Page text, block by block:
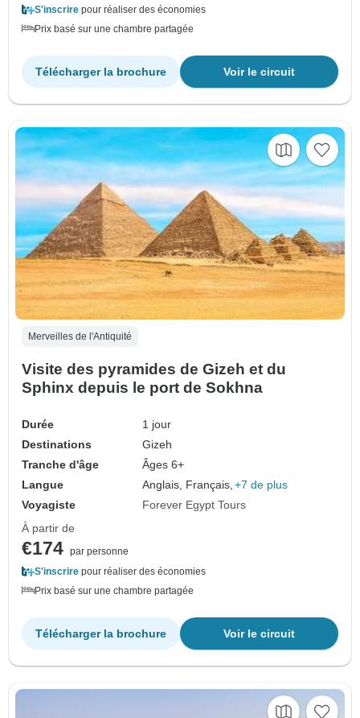
S'inscrire pour réaliser des économies
Prix basé sur une chambre partagée
Voir le circuit
Télécharger la brochure
Merveilles de l'Antiquité
Visite des pyramides de Gizeh et du
Sphinx depuis le port de Sokhna
Durée
1 jour
Destinations
Gizeh
Tranche d'âge
Âges 6+
Langue
Anglais, Français, +7 de plus
Voyagiste
Forever Egypt Tours
À partir de
€174 par personne
S'inscrire pour réaliser des économies
Prix basé sur une chambre partagée
Voir le circuit
Télécharger la brochure